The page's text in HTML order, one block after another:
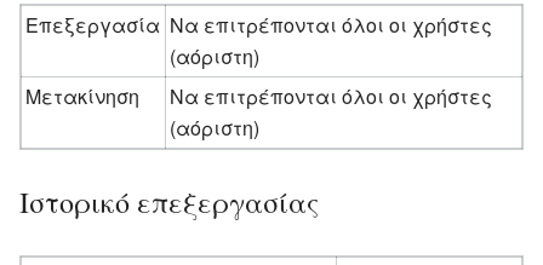
Επεξεργασία Να επιτρέπονται όλοι οι χρήστες
(αόριστη)
Μετακίνηση
Να επιτρέπονται όλοι οι χρήστες
(αόριστη)
Ιστορικό επεξεργασίας